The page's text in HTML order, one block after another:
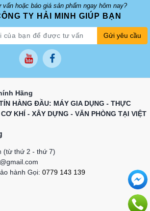
vấn hoặc báo giá sản phẩm ngay hôm nay?
TY HẢI MINH GIÚP BẠN
Gửi yêu cầu
Hãng
HÀNG ĐẦU: MÁY GIA DỤNG - THỰC
KHÍ - XÂY DỰNG - VĂN PHÒNG TẠI VIỆT
(từ thứ 2 - thứ 7)
hành Gọi: 0779 143 139